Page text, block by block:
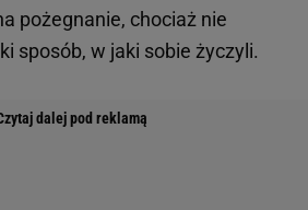
pożegnanie, chociaż nie
sposób, w jaki sobie życzyli.